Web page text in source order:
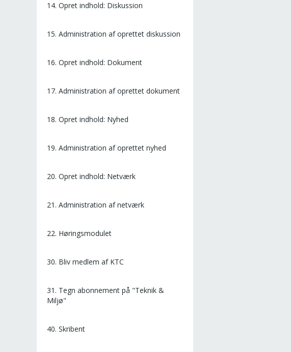
14. Opret indhold: Diskussion
15. Administration af oprettet diskussion
16. Opret indhold: Dokument
17. Administration af oprettet dokument
18. Opret indhold: Nyhed
19. Administration af oprettet nyhed
20. Opret indhold: Netværk
21. Administration af netværk
22. Høringsmodulet
30. Bliv medlem af KTC
31. Tegn abonnement på "Teknik &
Miljø"
40. Skribent